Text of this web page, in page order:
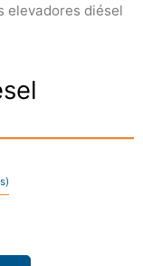
elevadores diésel